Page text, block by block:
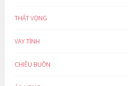
THẤT VỌNG
VAY TÌNH
CHIỀU BUỒN